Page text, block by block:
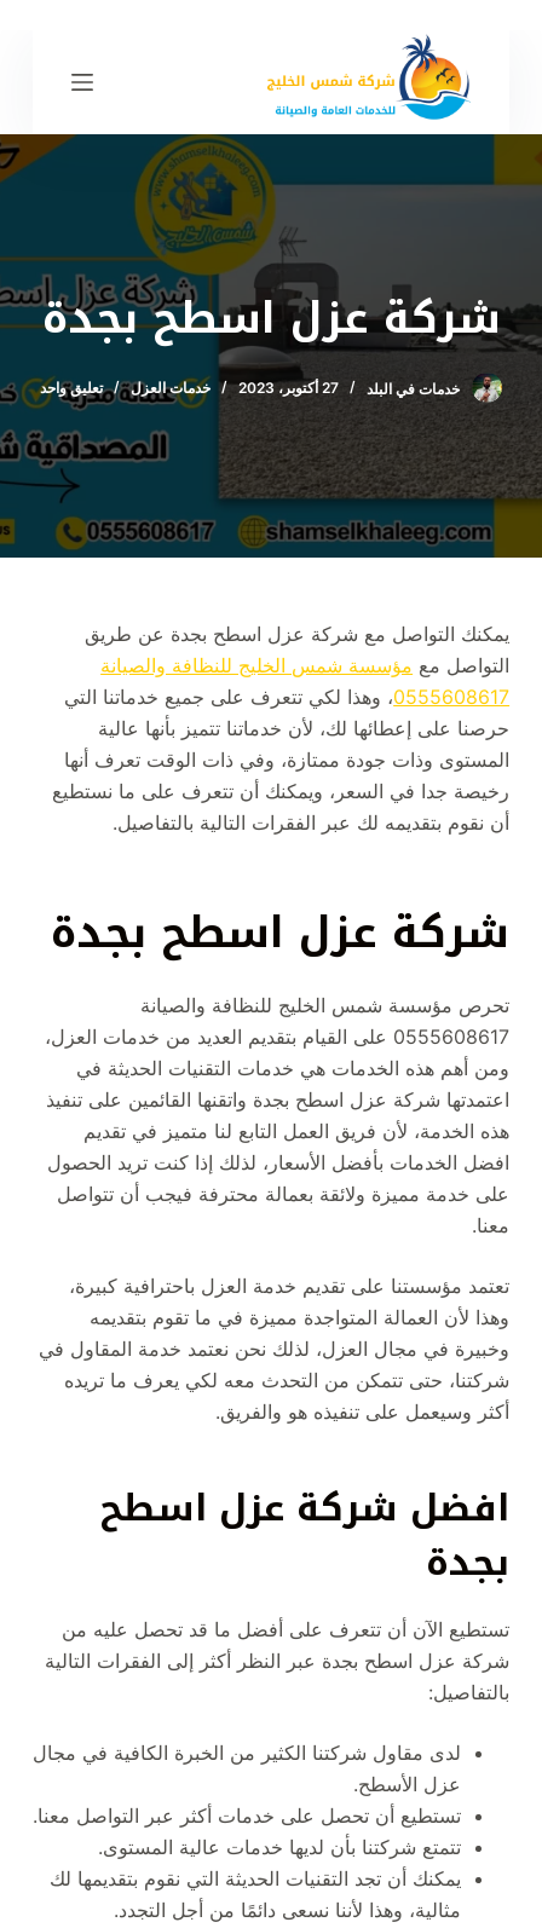
ا
ى
م
ح
ت
ى
شركة عزل اسطح بجدة
خدمات في البلد 27 أكتوبر، 2023 خدمات العزل تعليق واحد
يمكنك التواصل مع شركة عزل اسطح بجدة عن طريق
التواصل مع مؤسسة شمس الخليج للنظافة والصيانة
0555608617، وهذا لكي تتعرف على جميع خدماتنا التي
حرصنا على إعطائها لك، لأن خدماتنا تتميز بأنها عالية
المستوى وذات جودة ممتازة، وفي ذات الوقت تعرف أنها
رخيصة جدا في السعر، ويمكنك أن تتعرف على ما نستطيع
أن نقوم بتقديمه لك عبر الفقرات التالية بالتفاصيل.
شركة عزل اسطح بجدة
تحرص مؤسسة شمس الخليج للنظافة والصيانة
0555608617 على القيام بتقديم العديد من خدمات العزل،
ومن أهم هذه الخدمات هي خدمات التقنيات الحديثة في
اعتمدتها شركة عزل اسطح بجدة واتقنها القائمين على تنفيذ
هذه الخدمة، لأن فريق العمل التابع لنا متميز في تقديم
افضل الخدمات بأفضل الأسعار، لذلك إذا كنت تريد الحصول
على خدمة مميزة ولائقة بعمالة محترفة فيجب أن تتواصل
معنا.
تعتمد مؤسستنا على تقديم خدمة العزل باحترافية كبيرة،
وهذا لأن العمالة المتواجدة مميزة في ما تقوم بتقديمه
وخبيرة في مجال العزل، لذلك نحن نعتمد خدمة المقاول في
شركتنا، حتى تتمكن من التحدث معه لكي يعرف ما تريده
أكثر وسيعمل على تنفيذه هو والفريق.
افضل شركة عزل اسطح
بجدة
تستطيع الآن أن تتعرف على أفضل ما قد تحصل عليه من
شركة عزل اسطح بجدة عبر النظر أكثر إلى الفقرات التالية
بالتفاصيل:
لدى مقاول شركتنا الكثير من الخبرة الكافية في مجال
عزل الأسطح.
تستطيع أن تحصل على خدمات أكثر عبر التواصل معنا.
تتمتع شركتنا بأن لديها خدمات عالية المستوى.
يمكنك أن تجد التقنيات الحديثة التي نقوم بتقديمها لك
مثالية، وهذا لأننا نسعى دائمًا من أجل التجدد.